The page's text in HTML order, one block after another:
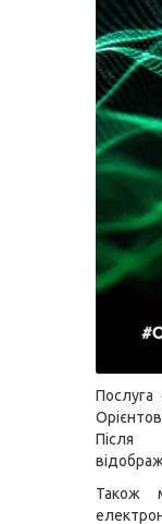
Послуга
Після
Також